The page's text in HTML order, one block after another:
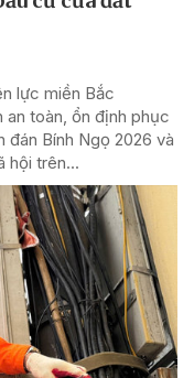
lực miền Bắc
toàn, ổn định phục
đán Bính Ngọ 2026 và
hội trên...